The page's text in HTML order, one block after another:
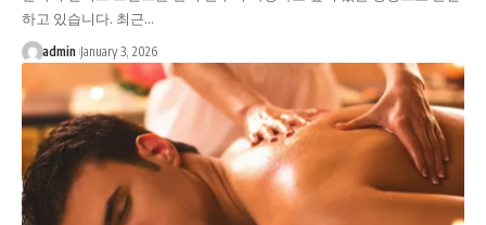
하고 있습니다. 최근…
admin January 3, 2026